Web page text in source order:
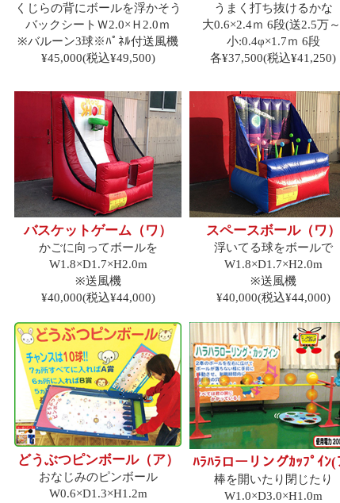
くじらの背にボールを浮かそう
バックシートＷ2.0×Ｈ2.0ｍ
※バルーン3球※ﾊﾟﾈﾙ付送風機
¥45,000(税込¥49,500)
うまく打ち抜けるかな
大0.6×2.4ｍ 6段(送2.5万
小:0.4φ×1.7ｍ 6段
各¥37,500(税込¥41,250)
バスケットゲーム（ワ）
かごに向ってボールを
W1.8×D1.7×H2.0m
※送風機
¥40,000(税込¥44,000)
スペースボール（ワ）
浮いてる球をボールで
W1.8×D1.7×H2.0m
※送風機
¥40,000(税込¥44,000)
どうぶつピンボール（ア）
おなじみのピンボール
W0.6×D1.3×H1.2m
ﾊﾗﾊﾗローリングｶｯﾌﾟｲﾝ(
棒を開いたり閉じたり
W1.0×D3.0×H1.0m